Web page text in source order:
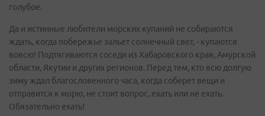
голубое.
Да и истинные любители морских купаний не собираются
ждать, когда побережье зальет солнечный свет, - купаются
вовсю! Подтягиваются соседи из Хабаровского края, Амурской
области, Якутии и других регионов. Перед тем, кто всю долгую
зиму ждал благословенного часа, когда соберет вещи и
отправится к морю, не стоит вопрос, ехать или не ехать.
Обязательно ехать!